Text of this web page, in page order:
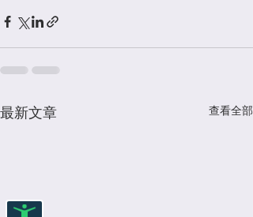
最新文章 查看全部